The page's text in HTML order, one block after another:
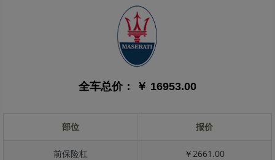
全车总价： ￥ 16953.00
部位 报价
前保险杠 ￥2661.00